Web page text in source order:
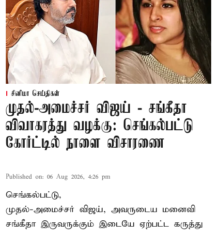
சினிமா செய்திகள்
முதல்-அமைச்சர் விஜய் - சங்கீதா
விவாகரத்து வழக்கு: செங்கல்பட்டு
கோர்ட்டில் நாளை விசாரணை
Published on: 06 Aug 2026, 4:26 pm
செங்கல்பட்டு,
முதல்-அமைச்சர் விஜய், அவருடைய மனைவி
சங்கீதா இருவருக்கும் இடையே ஏற்பட்ட கருத்து